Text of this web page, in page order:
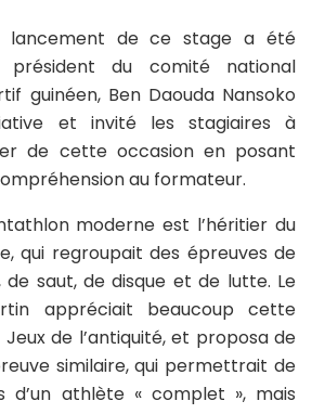
lancement de ce stage a été
du comité national
guinéen, Ben Daouda Nansoko
et invité les stagiaires à
de cette occasion en posant
au formateur.
moderne est l’héritier du
qui regroupait des épreuves de
de saut, de disque et de lutte. Le
appréciait beaucoup cette
de l’antiquité, et proposa de
similaire, qui permettrait de
d’un athlète « complet », mais